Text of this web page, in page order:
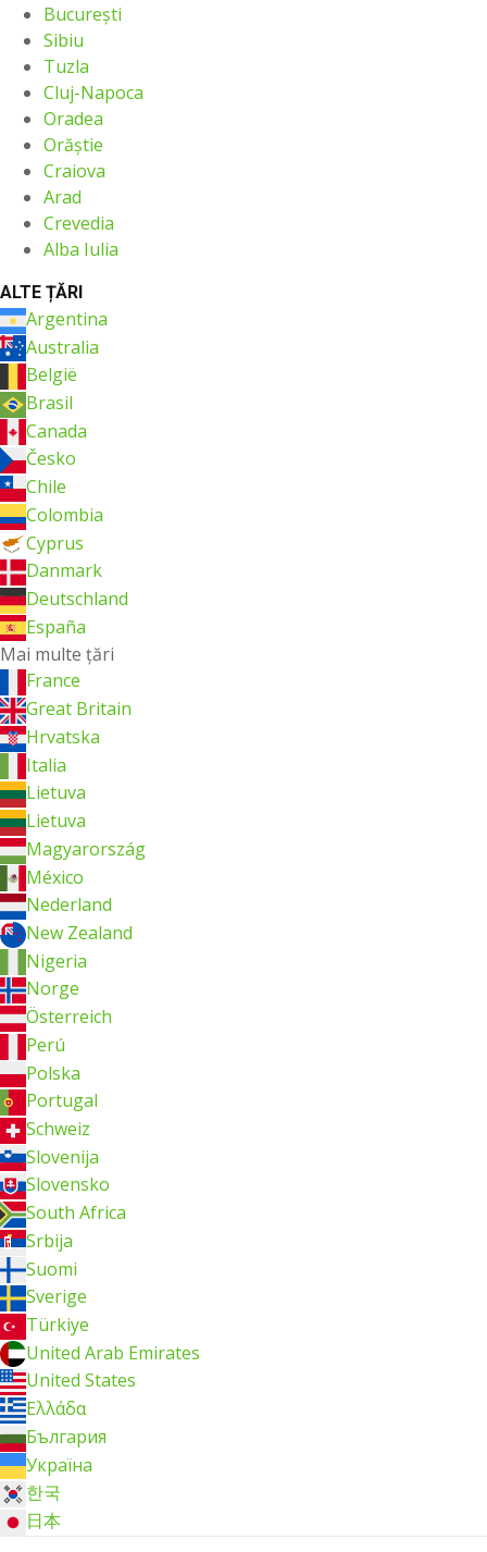
București
Sibiu
Tuzla
Cluj-Napoca
Oradea
Orăştie
Craiova
Arad
Crevedia
Alba Iulia
ALTE ȚĂRI
Argentina
Australia
België
Brasil
Canada
Česko
Chile
Colombia
Cyprus
Danmark
Deutschland
España
Mai multe ţări
France
Great Britain
Hrvatska
Italia
Lietuva
Lietuva
Magyarország
México
Nederland
New Zealand
Nigeria
Norge
Österreich
Perú
Polska
Portugal
Schweiz
Slovenija
Slovensko
South Africa
Srbija
Suomi
Sverige
Türkiye
United Arab Emirates
United States
Ελλάδα
България
Україна
한국
日本